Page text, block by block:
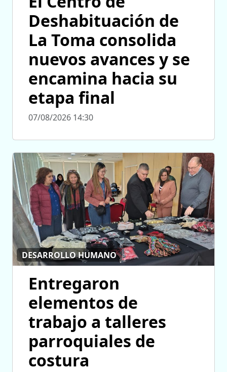
Deshabituación de
La Toma consolida
nuevos avances y se
encamina hacia su
etapa final
07/08/2026 14:30
DESARROLLO HUMANO
Entregaron
elementos de
trabajo a talleres
parroquiales de
costura